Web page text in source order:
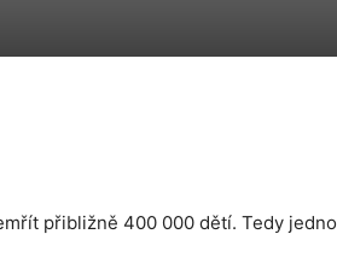
přibližně 400 000 dětí. Tedy jedno